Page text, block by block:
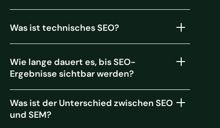
Was ist technisches SEO?
Wie lange dauert es, bis SEO-
Ergebnisse sichtbar werden?
Was ist der Unterschied zwischen SEO
und SEM?